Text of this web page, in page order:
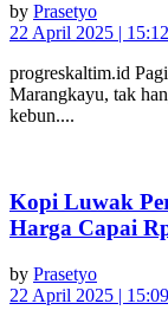
by Prasetyo
22 April 2025 | 15:12
progreskaltim.id
Marangkayu, tak
kebun....
Kopi Luwak
Harga Capai
by Prasetyo
22 April 2025 | 15:09